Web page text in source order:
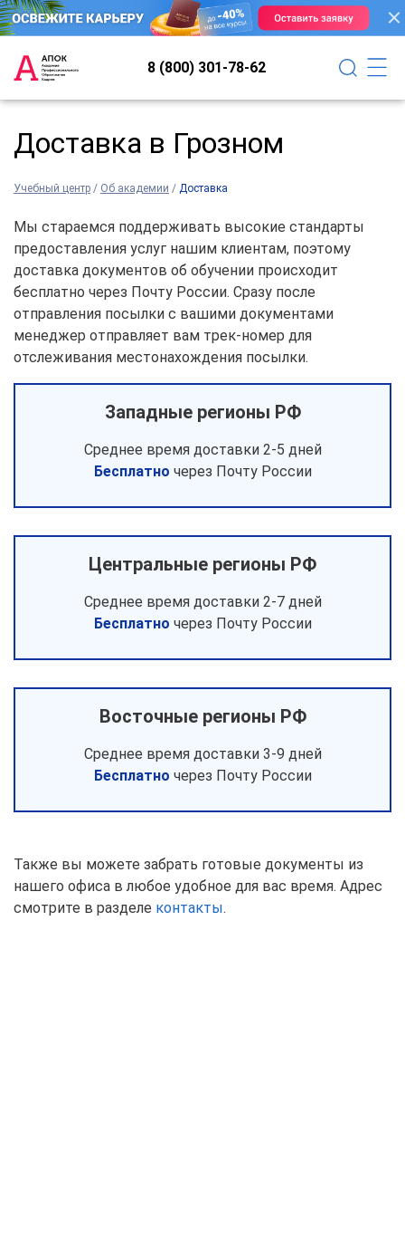
8 (800) 301-78-62
Доставка в Грозном
Учебный центр / Об академии / Доставка
Мы стараемся поддерживать высокие стандарты
предоставления услуг нашим клиентам, поэтому
доставка документов об обучении происходит
бесплатно через Почту России. Сразу после
отправления посылки с вашими документами
менеджер отправляет вам трек-номер для
отслеживания местонахождения посылки.
Западные регионы РФ
Среднее время доставки 2-5 дней
Бесплатно через Почту России
Центральные регионы РФ
Среднее время доставки 2-7 дней
Бесплатно через Почту России
Восточные регионы РФ
Среднее время доставки 3-9 дней
Бесплатно через Почту России
Также вы можете забрать готовые документы из
нашего офиса в любое удобное для вас время. Адрес
смотрите в разделе контакты.